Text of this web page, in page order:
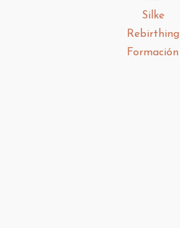
Silke
Rebirthing
Formación